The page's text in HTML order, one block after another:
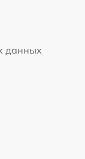
данных